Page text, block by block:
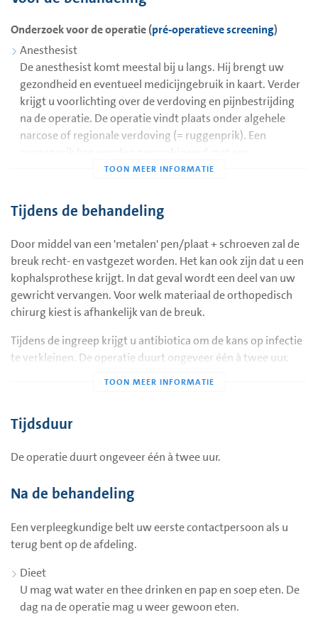
Een collumfractuur is een breuk in de dijbeenhals, vlakbij het
heupgewricht.
Onderzoek voor de operatie (pré-operatieve screening)
Anesthesist
De anesthesist komt meestal bij u langs. Hij brengt uw
gezondheid en eventueel medicijngebruik in kaart. Verder
krijgt u voorlichting over de verdoving en pijnbestrijding
na de operatie. De operatie vindt plaats onder algehele
narcose of regionale verdoving (= ruggenprik). Een
slaapmiddel, waardoor u weinig of niets van de operatie
(hartfilmpje) gemaakt. Dit is nodig om uw lichamelijke
conditie in kaart te brengen om de kans op problemen,
tijdens en na de operatie, zo klein mogelijk te maken.
Verpleegkundige
Ook de verpleegkundige heeft een gesprek met u. De
verpleegkundige noteert gegevens die van belang zijn voor
uw behandeling in het ziekenhuis. U krijgt aanvullende
Voor de operatie
Dieet
Omdat u
het moment dat u opgenomen bent niets meer eten,
mag u op de dag van de opname nog eten, drinken en
U krijgt een operatiejasje aan. Uw sieraden moet u afdoen.
Daarna wordt u naar de operatiekamer gebracht.
Tijdens de behandeling
Door middel van een 'metalen' pen/plaat + schroeven zal de
breuk recht- en vastgezet worden. Het kan ook zijn dat u een
kophalsprothese krijgt. In dat geval wordt een deel van uw
gewricht vervangen. Voor welk materiaal de orthopedisch
chirurg kiest is afhankelijk van de breuk.
Tijdens de ingreep krijgt u antibiotica om de kans op infectie
te verkleinen. De operatie duurt ongeveer één à twee uur.
Na de operatie gaat u naar de uitslaapruimte, waar
plaatsvinden. Als uw lichamelijke conditie stabiel is, gaat u
terug naar uw eigen afdeling.
Tijdsduur
De operatie duurt ongeveer één à twee uur.
Na de behandeling
Een verpleegkundige belt uw eerste contactpersoon als u
terug bent op de afdeling.
Dieet
U mag wat water en thee drinken en pap en soep eten. De
dag na de operatie mag u weer gewoon eten.